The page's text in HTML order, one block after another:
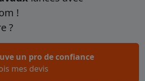
!
?
un pro de confiance
mes devis